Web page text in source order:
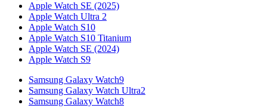
Apple Watch SE (2025)
Apple Watch Ultra 2
Apple Watch S10
Apple Watch S10 Titanium
Apple Watch SE (2024)
Apple Watch S9
Samsung Galaxy Watch9
Samsung Galaxy Watch Ultra2
Samsung Galaxy Watch8